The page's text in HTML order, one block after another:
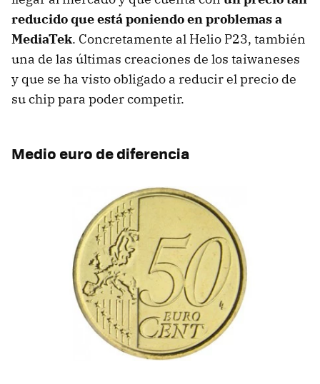
reducido que está poniendo en problemas a
MediaTek. Concretamente al Helio P23, también
una de las últimas creaciones de los taiwaneses
y que se ha visto obligado a reducir el precio de
su chip para poder competir.
Medio euro de diferencia